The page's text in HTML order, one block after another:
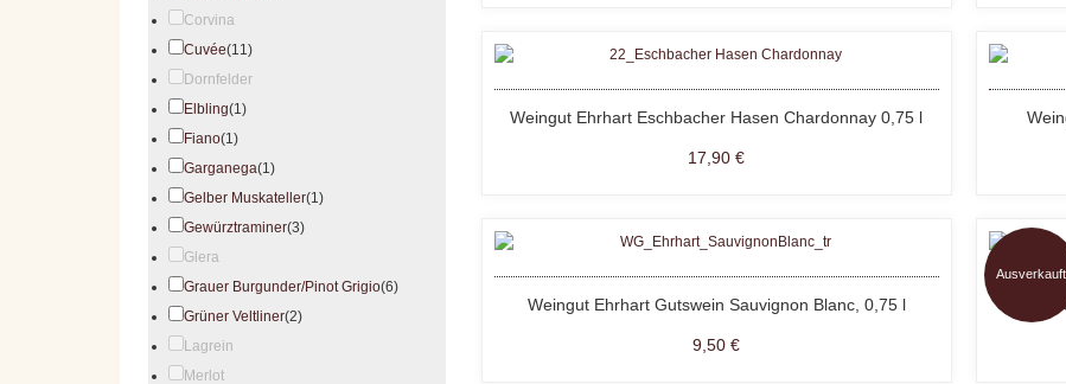
Weingut Ehrhart Eschbacher Hasen Chardonnay 0,75 l
17,90 €
Weingut Ehrhart Gutswein Sauvignon Blanc, 0,75 l
9,50 €
Ausverkauft
Corvina
Cuvée(11)
Dornfelder
Elbling(1)
Fiano(1)
Garganega(1)
Gelber Muskateller(1)
Gewürztraminer(3)
Glera
Grauer Burgunder/Pinot Grigio(6)
Grüner Veltliner(2)
Lagrein
Merlot